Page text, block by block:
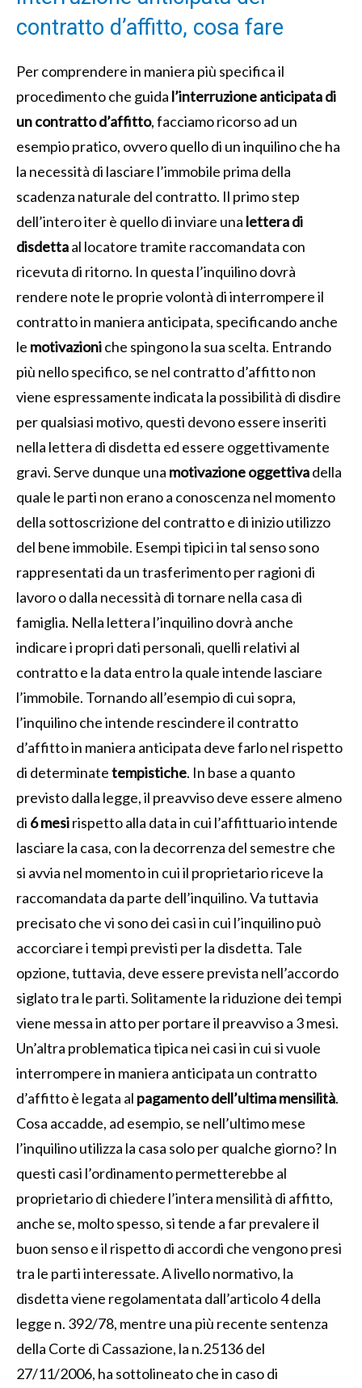
contratto d’affitto, cosa fare
Per comprendere in maniera più specifica il
procedimento che guida l’interruzione anticipata di
un contratto d’affitto, facciamo ricorso ad un
esempio pratico, ovvero quello di un inquilino che ha
la necessità di lasciare l’immobile prima della
scadenza naturale del contratto. Il primo step
dell’intero iter è quello di inviare una lettera di
disdettaal locatore tramite raccomandata con
ricevuta di ritorno. In questa l’inquilino dovrà
rendere note le proprie volontà di interrompere il
contratto in maniera anticipata, specificando anche
le motivazioniche spingono la sua scelta. Entrando
più nello specifico, se nel contratto d’affitto non
viene espressamente indicata la possibilità di disdire
per qualsiasi motivo, questi devono essere inseriti
nella lettera di disdetta ed essere oggettivamente
gravi. Serve dunque una motivazione oggettivadella
quale le parti non erano a conoscenza nel momento
della sottoscrizione del contratto e di inizio utilizzo
del bene immobile. Esempi tipici in tal senso sono
rappresentati da un trasferimento per ragioni di
lavoro o dalla necessità di tornare nella casa di
famiglia. Nella lettera l’inquilino dovrà anche
indicare i propri dati personali, quelli relativi al
contratto e la data entro la quale intende lasciare
l’immobile. Tornando all’esempio di cui sopra,
l’inquilino che intende rescindere il contratto
d’affitto in maniera anticipata deve farlo nel rispetto
di determinatetempistiche. In base a quanto
previsto dalla legge, il preavviso deve essere almeno
di 6 mesirispetto alla data in cui l’affittuario intende
lasciare la casa, con la decorrenza del semestre che
si avvia nel momento in cui il proprietario riceve la
raccomandata da parte dell’inquilino. Va tuttavia
precisato che vi sono dei casi in cui l’inquilino può
accorciare i tempi previsti per la disdetta. Tale
opzione, tuttavia, deve essere prevista nell’accordo
siglato tra le parti. Solitamente la riduzione dei tempi
viene messa in atto per portare il preavviso a 3 mesi.
Un’altra problematica tipica nei casi in cui si vuole
interrompere in maniera anticipata un contratto
d’affitto è legata al pagamento dell’ultima mensilità.
Cosa accadde, ad esempio, se nell’ultimo mese
l’inquilino utilizza la casa solo per qualche giorno? In
questi casi l’ordinamento permetterebbe al
proprietario di chiedere l’intera mensilità di affitto,
anche se, molto spesso, si tende a far prevalere il
buon senso e il rispetto di accordi che vengono presi
tra le parti interessate. A livello normativo, la
disdetta viene regolamentata dall’articolo 4 della
legge n. 392/78, mentre una più recente sentenza
della Corte di Cassazione, la n.25136 del
27/11/2006, ha sottolineato che in caso di